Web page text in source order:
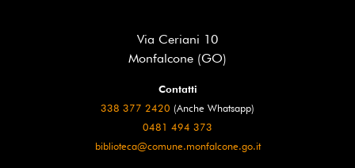
Via Ceriani 10
Monfalcone (GO)
Contatti
338 377 2420 (Anche Whatsapp)
0481 494 373
biblioteca@comune.monfalcone.go.it